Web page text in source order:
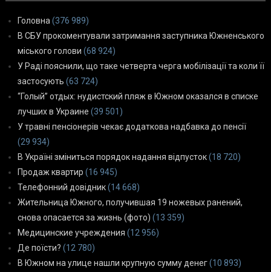
Головна (376 989)
В СБУ прокоментували затримання заступника Южненського
міського голови (68 924)
У Раді пояснили, що таке четверта черга мобілізації та коли її
застосують (63 724)
“Голый” отдых: нудистский пляж в Южном оказался в списке
лучших в Украине (39 501)
У травні пенсіонерів чекає додаткова надбавка до пенсії
(29 934)
В Україні зміниться порядок надання відпусток(18 720)
Продаж квартир (16 945)
Телефонний довідник(14 668)
Жительница Южного, получившая 19 ножевых ранений,
снова опасается за жизнь (фото) (13 359)
Медицинские учреждения (12 956)
Де поїсти? (12 780)
В Южном на улице нашли крупную сумму денег(10 893)